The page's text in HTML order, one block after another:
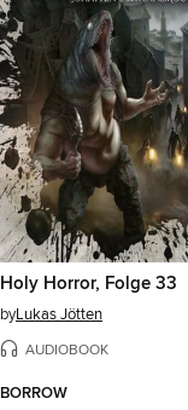
Holy Horror, Folge 33
byLukas Jötten
AUDIOBOOK
BORROW